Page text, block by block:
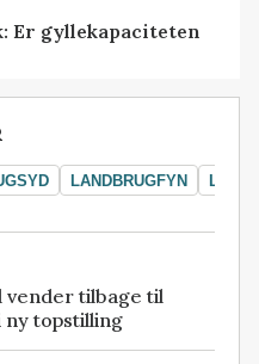
Er gyllekapaciteten
LANDBRUGFYN
vender tilbage til
ny topstilling